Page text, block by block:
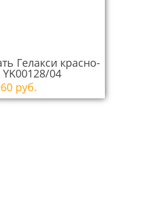
Гелакси красно-
04
руб.